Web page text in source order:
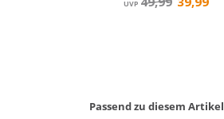
Passend zu diesem Artikel